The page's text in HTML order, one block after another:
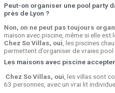
Peut-on organiser une pool party
près de Lyon ?
Non, on ne peut pas toujours
maison avec piscine, même si elle est
Chez So Villas, oui, les piscines
permettent d’organiser de vraies
Les maisons avec piscine
Chez So Villas, oui , les villas sont
63 personnes, avec un vrai lit